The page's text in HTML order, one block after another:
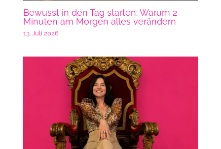
Bewusst in den Tag starten: Warum 2
Minuten am Morgen alles verändern
13. Juli 2026